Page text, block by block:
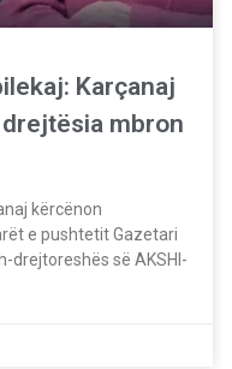
Karçanaj
mbron
kërcënon
e pushtetit Gazetari
drejtoreshës së AKSHI-